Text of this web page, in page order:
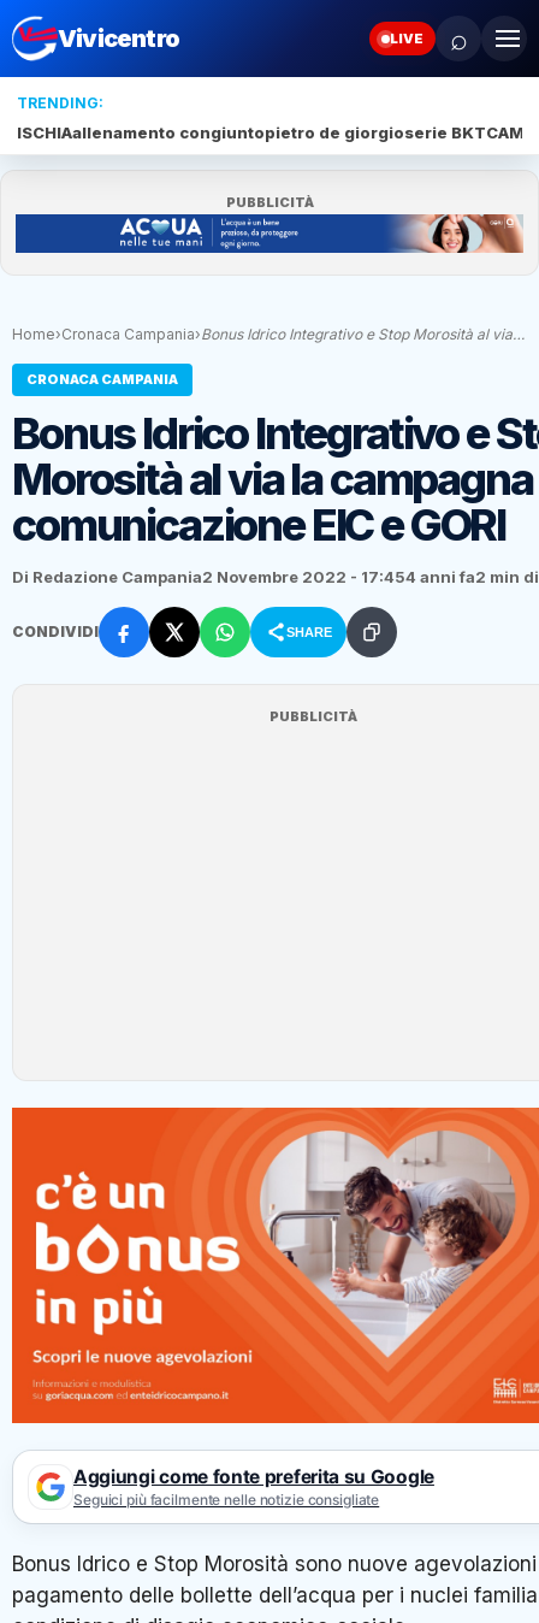
Vivicentro LIVE ⌕
TRENDING:
ISCHIAallenamento congiuntopietro de giorgioserie BKT
PUBBLICITÀ
Home›Cronaca Campania›Bonus Idrico Integrativo e Stop Morosità al via…
CRONACA CAMPANIA
Bonus Idrico Integrativo e
Morosità al via la
comunicazione EIC e GORI
Di Redazione Campania2 Novembre 2022 - 17:454 anni fa2 min
CONDIVIDI SHARE
PUBBLICITÀ
Aggiungi come fonte preferita su Google
Seguici più facilmente nelle notizie consigliate
Bonus Idrico e Stop Morosità sono nuove
pagamento delle bollette dell’acqua per i nuclei